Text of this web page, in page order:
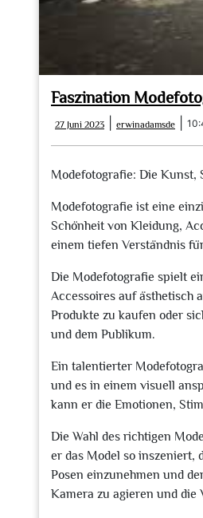
Faszination
27 Juni 2023
Juni
2023
erwinadamsde
Modefotografie: Die Kunst,
Modefotografie ist eine
Schönheit von Kleidung,
einem tiefen Verständnis
Die Modefotografie spielt
Accessoires auf ästhetisch
Produkte zu kaufen oder
und dem Publikum.
Ein talentierter
und es in einem visuell
kann er die Emotionen,
Die Wahl des richtigen
er das Model so inszeniert,
Posen einzunehmen und
Kamera zu agieren und die